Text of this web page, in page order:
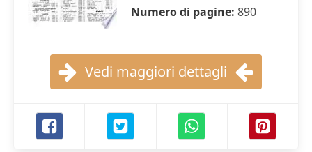
Numero di pagine: 890
Vedi maggiori dettagli